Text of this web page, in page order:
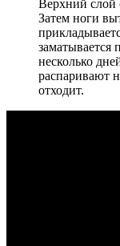
Верхний слой
Затем ноги
заматывается
несколько
распаривают
отходит.